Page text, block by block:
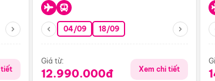
tiết
04/09 18/09
Giá từ:
12.990.000đ Xem chi tiết